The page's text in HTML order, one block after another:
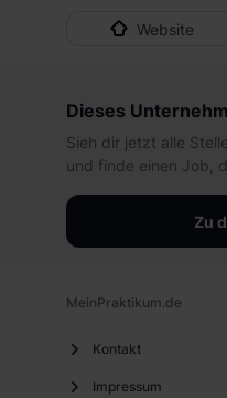
Website
Dieses
Sieh dir jetzt alle
und finde einen Job,
Zu
MeinPraktikum.de
Kontakt
Impressum